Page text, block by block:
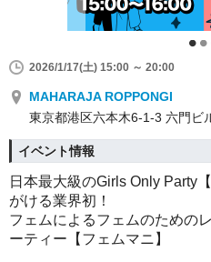
2026/1/17(土) 15:00 ～ 20:00
MAHARAJA ROPPONGI
東京都港区六本木6-1-3 六門ビ
イベント情報
日本最大級のGirls Only Party
がける業界初！
フェムによるフェムのための
ーティー【フェムマニ】